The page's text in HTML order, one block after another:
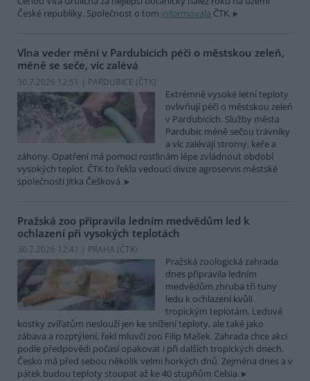
České republiky. Společnost o tom informovala ČTK.
Vlna veder mění v Pardubicích péči o městskou zeleň,
méně se seče, víc zalévá
30.7.2026 12:51 | PARDUBICE (ČTK)
Extrémně vysoké letní teploty
ovlivňují péči o městskou zeleň
v Pardubicích. Služby města
Pardubic méně sečou trávníky
a víc zalévají stromy, keře a
záhony. Opatření má pomoci rostlinám lépe zvládnout období
vysokých teplot. ČTK to řekla vedoucí divize agroservis městské
společnosti Jitka Češková.
Pražská zoo připravila ledním medvědům led k
ochlazení při vysokých teplotách
30.7.2026 12:41 | PRAHA (ČTK)
Pražská zoologická zahrada
dnes připravila ledním
medvědům zhruba tři tuny
ledu k ochlazení kvůli
tropickým teplotám. Ledové
kostky zvířatům neslouží jen ke snížení teploty, ale také jako
zábava a rozptýlení, řekl mluvčí zoo Filip Mašek. Zahrada chce akci
podle předpovědi počasí opakovat i při dalších tropických dnech.
Česko má před sebou několik velmi horkých dnů. Zejména dnes a v
pátek budou teploty stoupat až ke 40 stupňům Celsia.